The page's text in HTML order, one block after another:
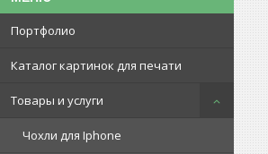
Портфолио
Каталог картинок для печати
Товары и услуги
Чохли для Iphone